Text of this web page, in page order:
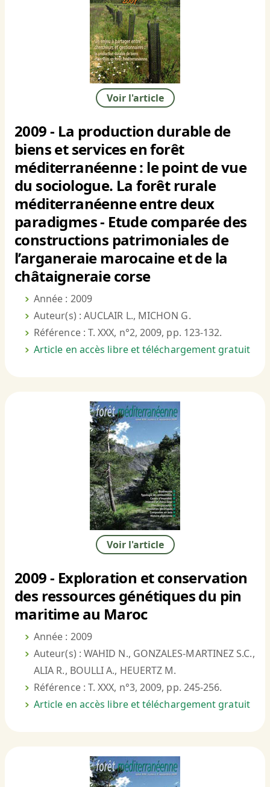
Voir l'article
2009 - La production durable de
biens et services en forêt
méditerranéenne : le point de vue
du sociologue. La forêt rurale
méditerranéenne entre deux
paradigmes - Etude comparée des
constructions patrimoniales de
l’arganeraie marocaine et de la
châtaigneraie corse
Année : 2009
Auteur(s) : AUCLAIR L., MICHON G.
Référence : T. XXX, n°2, 2009, pp. 123-132.
Article en accès libre et téléchargement gratuit
Voir l'article
2009 - Exploration et conservation
des ressources génétiques du pin
maritime au Maroc
Année : 2009
Auteur(s) : WAHID N., GONZALES-MARTINEZ S.C.,
ALIA R., BOULLI A., HEUERTZ M.
Référence : T. XXX, n°3, 2009, pp. 245-256.
Article en accès libre et téléchargement gratuit